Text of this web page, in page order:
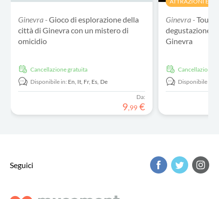
Ginevra -Gioco di esplorazione della
città di Ginevra con un mistero di
omicidio
Cancellazione gratuita
Disponibile in: En, It, Fr, Es, De
Da:
9,99 €
Ginevra -Tour
degustazione
Ginevra
Cancellazione
Disponibile in:
Seguici